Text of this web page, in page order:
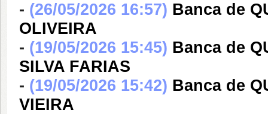
- (26/05/2026 16:57) Banca de
OLIVEIRA
- (19/05/2026 15:45) Banca de
SILVA FARIAS
- (19/05/2026 15:42) Banca de
VIEIRA